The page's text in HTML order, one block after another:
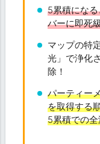
（
動
）
5累積にな
バーに即死
マップの特
光」で浄化
除！
パーティー
を取得する
5累積での